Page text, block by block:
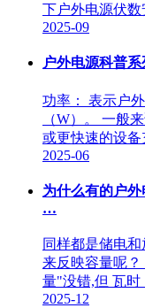
下户外电源伏数
2025-09
户外电源科普
功率： 表示户
（W）。 一般
或更快速的设备
2025-06
为什么有的户
…
同样都是储电
来反映容量呢
量"没错,但 瓦
2025-12